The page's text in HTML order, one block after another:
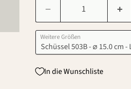
Weitere Größen
In die Wunschliste